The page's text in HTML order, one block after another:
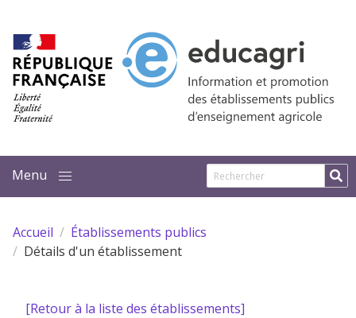
Accueil
Établissements publics
Détails d'un établissement
[Retour à la liste des établissements]